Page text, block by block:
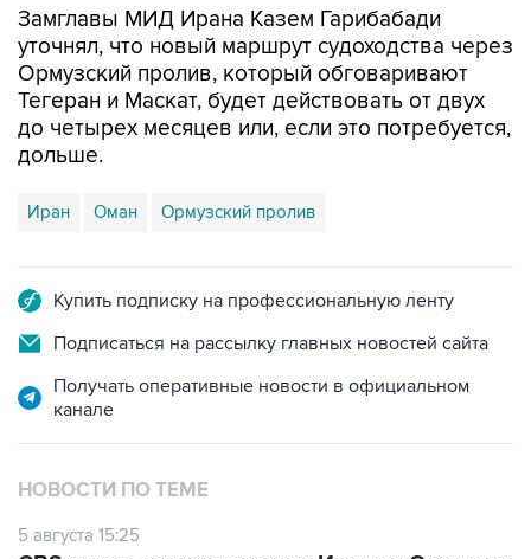
Ормузский пролив, который обговаривают
Тегеран и Маскат, будет действовать от двух
до четырех месяцев или, если это потребуется,
дольше.
Иран Оман
Подписаться на рассылку главных новостей сайта
Получать оперативные новости в официальном
НОВОСТИ ПО ТЕМЕ
5 августа 15:25
предусматривает плату за проход Ормуза